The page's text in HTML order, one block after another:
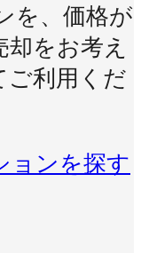
を、価格が
をお考え
ご利用くだ
ョンを探す